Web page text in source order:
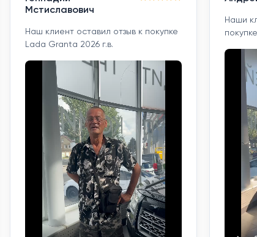
Мстиславович
Наш клиент оставил отзыв к покупке
Lada Granta 2026 г.в.
Наши